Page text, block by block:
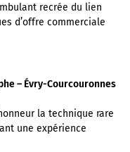
recrée du lien
d’offre commerciale
– Évry-Courcouronnes
la technique rare
une expérience